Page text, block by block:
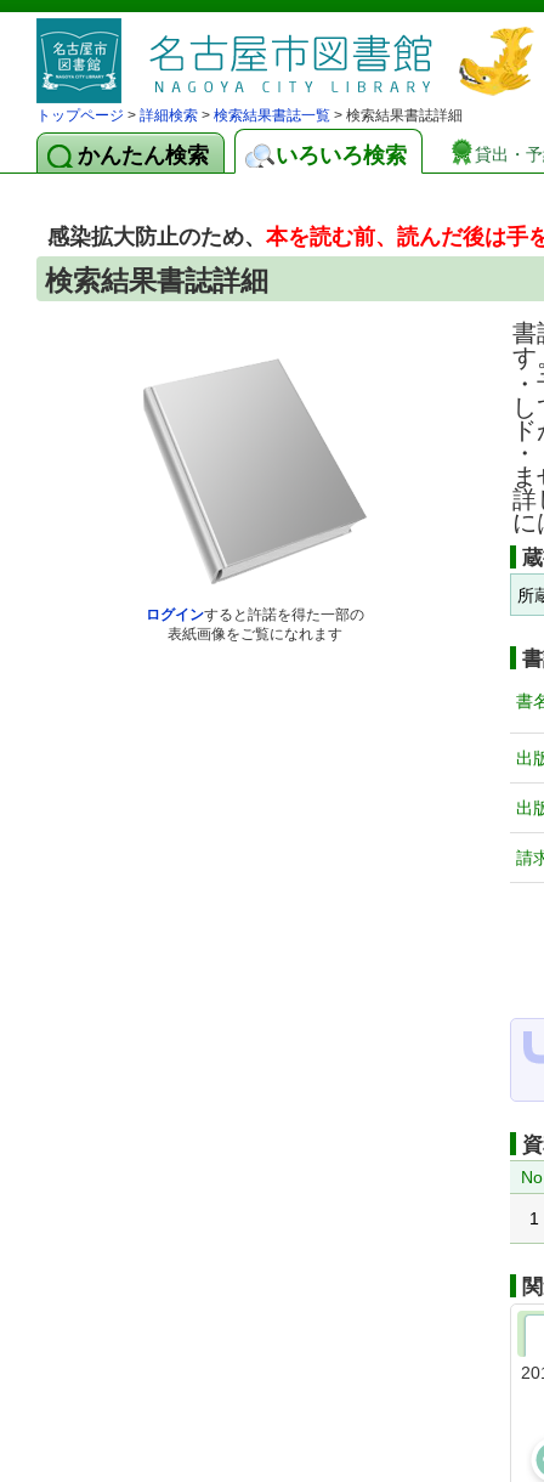
トップページ > 詳細検索 > 検索結果書誌一覧 > 検索結果書誌詳細
かんたん検索 いろいろ検索 貸出・
感染拡大防止のため、本を読む前、読んだ後は手
検索結果書誌詳細
ログインすると許諾を得た一部の
表紙画像をご覧になれます
書
す
詳
に
所
書
出
出
請
1